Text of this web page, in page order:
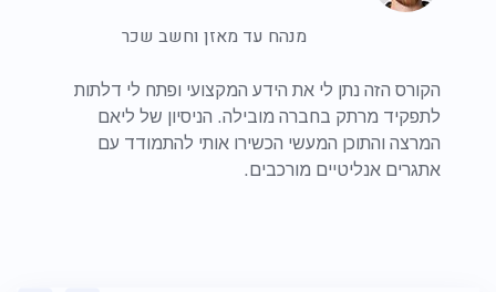
מנהח עד מאזן וחשב שכר
הקורס הזה נתן לי את הידע המקצועי ופתח לי דלתות
לתפקיד מרתק בחברה מובילה. הניסיון של ליאם
המרצה והתוכן המעשי הכשירו אותי להתמודד עם
אתגרים אנליטיים מורכבים.